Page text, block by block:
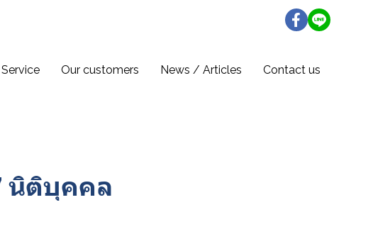
Service Our customers News / Articles Contact us
นิติบุคคล